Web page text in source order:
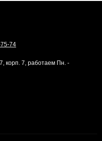
74
корп. 7, работаем Пн. -